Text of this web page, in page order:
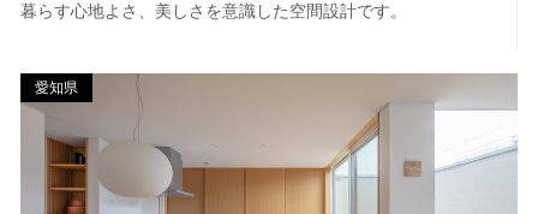
暮らす心地よさ、美しさを意識した空間設計です。
愛知県